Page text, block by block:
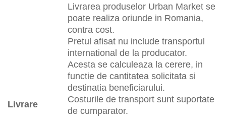
Livrare
Livrarea produselor Urban Market se
poate realiza oriunde in Romania,
contra cost.
Pretul afisat nu include transportul
international de la producator.
Acesta se calculeaza la cerere, in
functie de cantitatea solicitata si
destinatia beneficiarului.
Costurile de transport sunt suportate
de cumparator.